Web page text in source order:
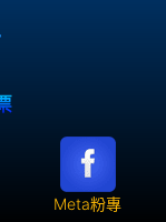
Meta粉專